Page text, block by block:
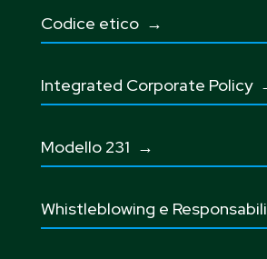
Codice etico →
Integrated Corporate Policy
Modello 231 →
Whistleblowing e